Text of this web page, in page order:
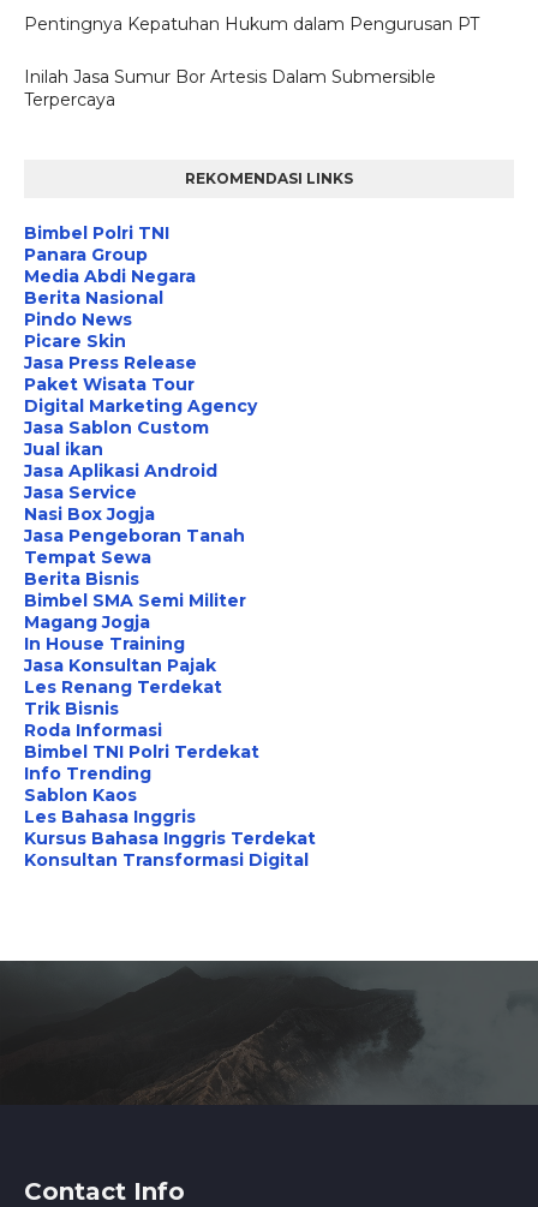
Pentingnya Kepatuhan Hukum dalam Pengurusan PT
Inilah Jasa Sumur Bor Artesis Dalam Submersible
Terpercaya
REKOMENDASI LINKS
Bimbel Polri TNI
Panara Group
Media Abdi Negara
Berita Nasional
Pindo News
Picare Skin
Jasa Press Release
Paket Wisata Tour
Digital Marketing Agency
Jasa Sablon Custom
Jual ikan
Jasa Aplikasi Android
Jasa Service
Nasi Box Jogja
Jasa Pengeboran Tanah
Tempat Sewa
Berita Bisnis
Bimbel SMA Semi Militer
Magang Jogja
In House Training
Jasa Konsultan Pajak
Les Renang Terdekat
Trik Bisnis
Roda Informasi
Bimbel TNI Polri Terdekat
Info Trending
Sablon Kaos
Les Bahasa Inggris
Kursus Bahasa Inggris Terdekat
Konsultan Transformasi Digital
Contact Info